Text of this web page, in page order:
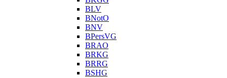
BLV
BNotO
BNV
BPersVG
BRAO
BRKG
BRRG
BSHG